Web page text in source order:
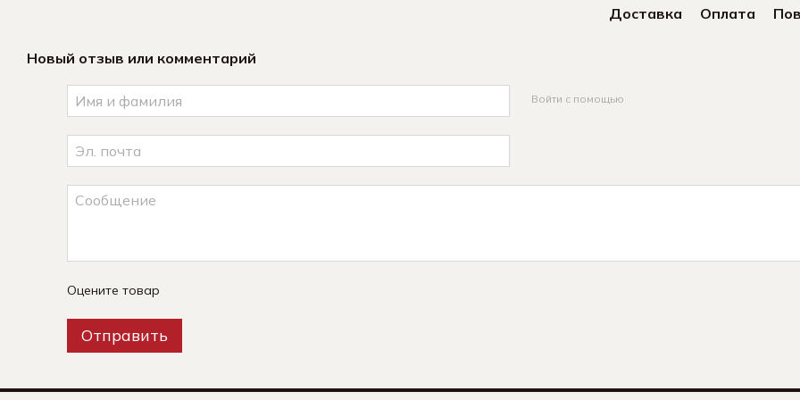
Доставка Оплата
Новый отзыв или комментарий
Войти с помощью
Оцените товар
Отправить